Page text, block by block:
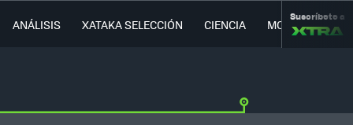
ANÁLISIS XATAKA SELECCIÓN CIENCIA MOVILIDAD
Suscríbete a